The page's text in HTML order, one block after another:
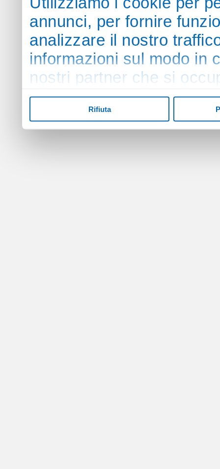
annunci, per fornire
analizzare il nostro
informazioni sul modo in
nostri partner che si
pubblicità e social
con altre informazioni
raccolto dal suo utilizzo
Rifiuta